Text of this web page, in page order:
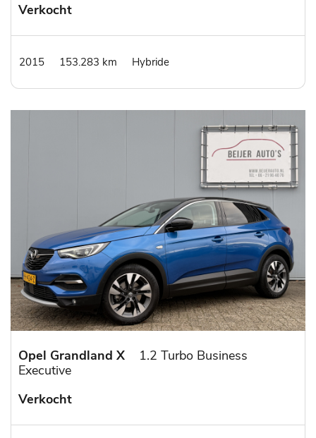
Verkocht
2015 153.283 km Hybride
Opel Grandland X
1.2 Turbo Business
Executive
Verkocht